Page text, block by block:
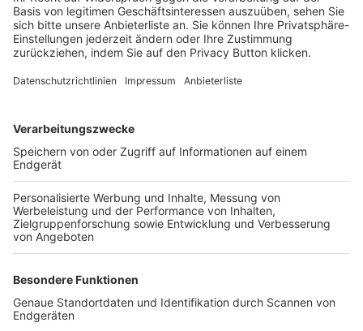
Login SpielPlus
FOLGE DEM BFV
TOP-VEREINE
TOP-PARTNER